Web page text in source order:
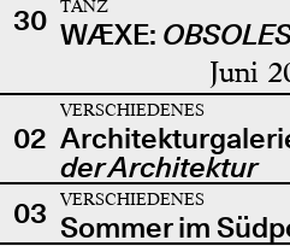
30
TANZ
WÆXE:
Juni
02
VERSCHIEDENES
der Architektur
03
VERSCHIEDENES
Sommer im